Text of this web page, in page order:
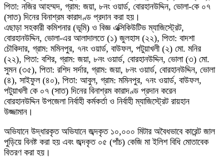
পিতা: নজির আহম্মদ, গ্রাম: জয়া, ৮নং ওয়ার্ড, বোরহানউদ্দিন, ভোলা-কে ০৭
(সাত) দিনের বিনাশ্রম কারাদণ্ড প্রদান করা হয়।
এছাড়া সহকারী কমিশনার (ভূমি) ও বিজ্ঞ এক্সিকিউটিভ ম্যাজিস্ট্রেট,
বোরহানউদ্দিন, ভোলা-এর আলাদালতে (১) জুলহাস (২২), পিতা: বাদশা
চৌকিদার, গ্রাম: মমিনপুর, ৭নং ওয়ার্ড, বাউফল, পটুয়াখলী (২) মো. মনির
(২২), পিতা: বশির, গ্রাম: জয়া, ৮নং ওয়ার্ড, বোরহানউদ্দিন, ভোলা (৩) মো.
সুমন (৩৫), পিতা: রশিদ সর্দার, গ্রাম: জয়া, ৮নং ওয়ার্ড, বোরহানউদ্দিন, ভোলা
(৪), সাইফুল (৪০), পিতা: আবুল, গ্রাম: মমিনপুর, ৭নং ওয়ার্ড, বাউফল,
পটুয়াখলী কে ০৭ (সাত) দিনের বিনাশ্রম কারাদণ্ড প্রদান করেন
বোরহানউদ্দিন উপজেলা নির্বাহী কর্মকর্তা ও নির্বাহী ম্যাজিস্ট্রেট রায়হান
উজ্জামান।
অভিযানে উদ্ধারকৃত অভিযানে জব্দকৃত ১০,০০০ মিটার অবৈধভাবে কারেন্ট জাল
পুড়িয়ে বিনষ্ট করা হয় এবং জব্দকৃত ০৫ (পাঁচ) কেজি মা ইলিশ বিধি মোতাবেক
বিতরণ করা হয়।